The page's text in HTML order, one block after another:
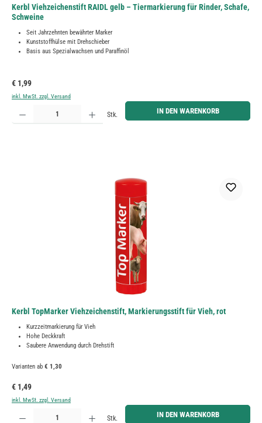
Kerbl Viehzeichenstift RAIDL gelb – Tiermarkierung für Rinder, Schafe,
Schweine
Seit Jahrzehnten bewährter Marker
Kunststoffhülse mit Drehschieber
Basis aus Spezialwachsen und Paraffinöl
Regulärer Preis:
€ 1,99
inkl. MwSt. zzgl. Versand
Produkt Anzahl: Gib den gewünschten Wert ein oder benutze die Schaltflächen um die Anzahl zu
Stk. IN DEN WARENKORB
Kerbl TopMarker Viehzeichenstift, Markierungsstift für Vieh, rot
Kurzzeitmarkierung für Vieh
Hohe Deckkraft
Saubere Anwendung durch Drehstift
Varianten ab € 1,30
Regulärer Preis:
€ 1,49
inkl. MwSt. zzgl. Versand
Produkt Anzahl: Gib den gewünschten Wert ein oder benutze die Schaltflächen um die Anzahl zu
Stk. IN DEN WARENKORB